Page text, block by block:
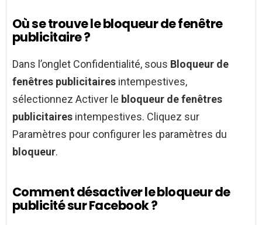
Où se trouve le bloqueur de fenêtre
publicitaire ?
Dans l’onglet Confidentialité, sous Bloqueur de
fenêtres publicitaires intempestives,
sélectionnez Activer le bloqueur de fenêtres
publicitaires intempestives. Cliquez sur
Paramètres pour configurer les paramètres du
bloqueur.
Comment désactiver le bloqueur de
publicité sur Facebook ?